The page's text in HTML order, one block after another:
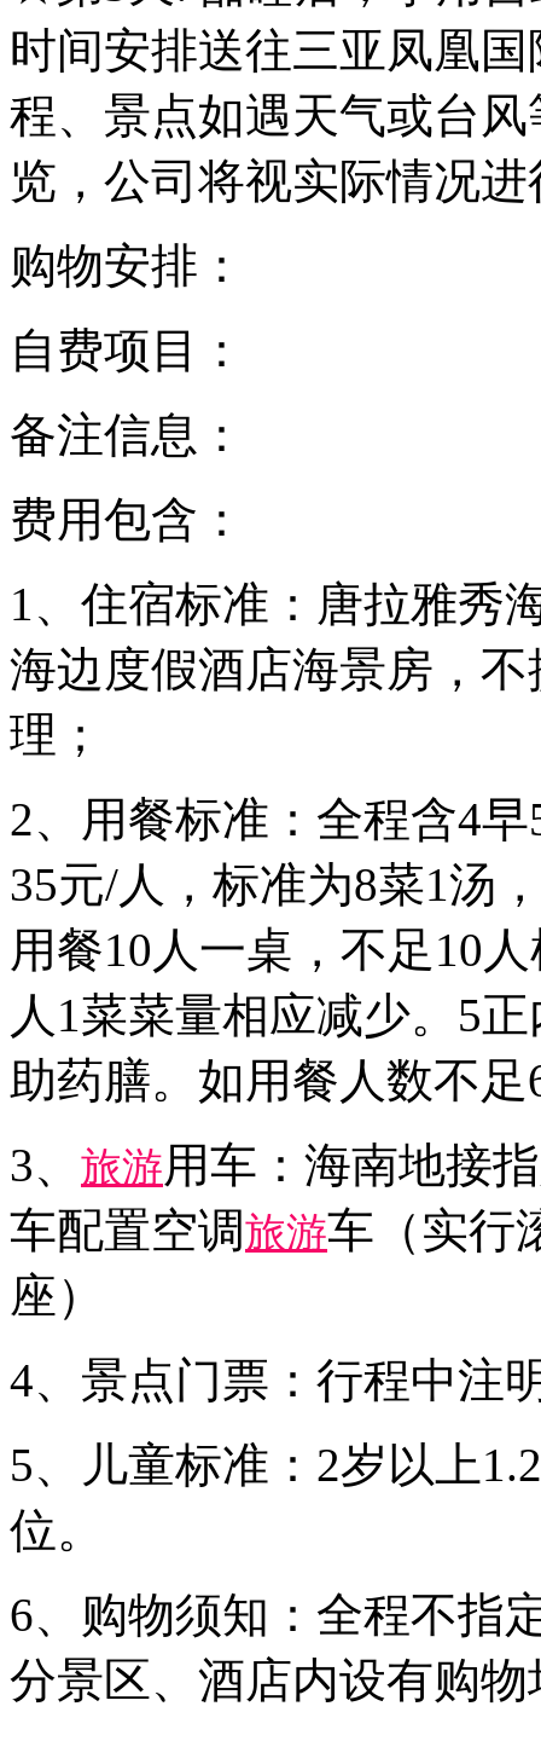
时间安排送往三亚凤凰
程、景点如遇天气或台
览，公司将视实际情况
购物安排：
自费项目：
备注信息：
费用包含：
1、住宿标准：唐拉雅秀
海边度假酒店海景房，
理；
2、用餐标准：全程含4
35元/人，标准为8菜1汤
用餐10人一桌，不足10
人1菜菜量相应减少。5
助药膳。如用餐人数不
3、 旅游用车：海南地接
车配置空调旅游车（实行
座）
4、景点门票：行程中注
5、儿童标准：2岁以上
位。
6、购物须知：全程不指
分景区、酒店内设有购